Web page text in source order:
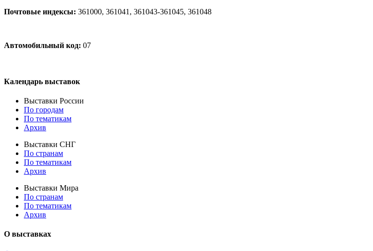
Почтовые индексы: 361000, 361041, 361043-361045, 361048
Автомобильный код: 07
Календарь выставок
Выставки России
По городам
По тематикам
Архив
Выставки СНГ
По странам
По тематикам
Архив
Выставки Мира
По странам
По тематикам
Архив
О выставках